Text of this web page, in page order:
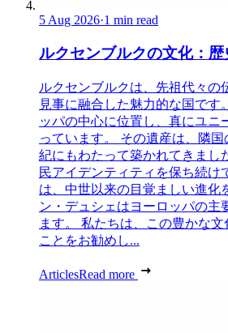
5 Aug 2026·1 min read
ルクセンブルクの文化：
ルクセンブルクは、先祖代々の
見事に融合した魅力的な国で
ッパの中心に位置し、真にユニ
っています。 その遺産は、隣
紀にもわたって築かれてきまし
民アイデンティティを保ち続け
は、中世以来の目覚ましい進化
ン・デュシェはヨーロッパの主
ます。 私たちは、この豊かな
ことをお勧めし...
ArticlesRead more